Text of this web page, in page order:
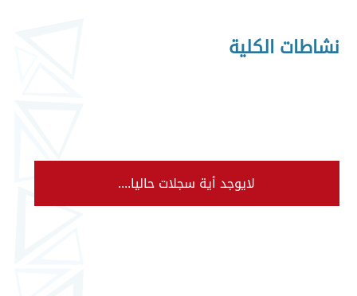
نشاطات الكلية
لايوجد أية سجلات حاليا....